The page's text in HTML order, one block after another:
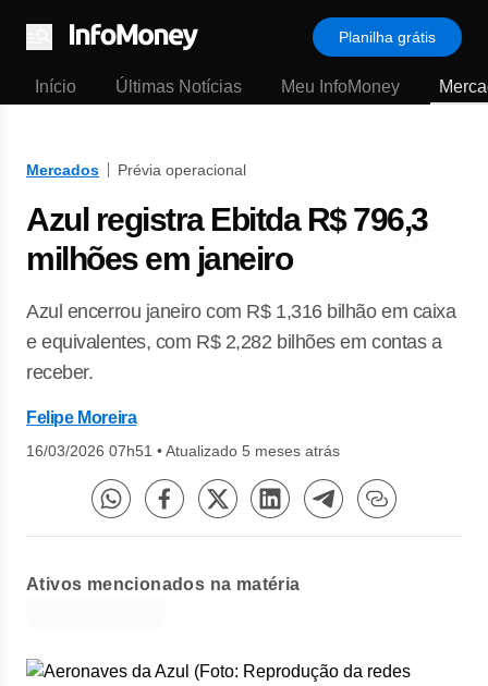
Menu
Planilha grátis
Início Últimas Notícias Meu InfoMoney
Mercados Prévia operacional
Azul registra Ebitda R$ 796,3
milhões em janeiro
Azul encerrou janeiro com R$ 1,316 bilhão em caixa
e equivalentes, com R$ 2,282 bilhões em contas a
receber.
Felipe Moreira
16/03/2026 07h51 •Atualizado 5 meses atrás
Ativos mencionados na matéria